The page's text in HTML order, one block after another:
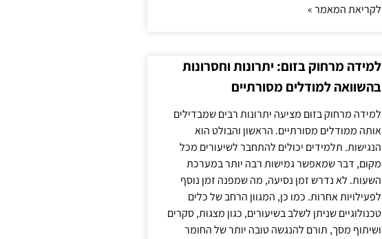
לקריאת המאמר »
למידה מרחוק בזום: יתרונות וחסרונות
בהשוואה למודלים מסורתיים
למידה מרחוק בזום מציעה יתרונות רבים שמבדילים
אותה ממודלים מסורתיים. הראשון והבולט הוא
הנגישות. תלמידים יכולים להתחבר לשיעורים מכל
מקום, דבר שמאפשר גמישות רבה יותר במערכת
השעות. לא נדרש זמן נסיעה, מה שמפנה זמן נוסף
לפעילויות אחרות. כמו כן, המגוון הרחב של כלים
טכנולוגיים שניתן לשלב בשיעורים, כגון מצגות, סקרים
ושיתוף מסך, תורם להנגשה טובה יותר של החומר